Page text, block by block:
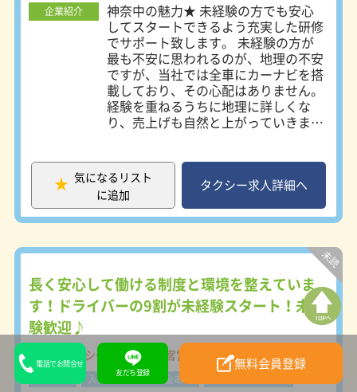
企業紹介
神奈中の魅力★ 未経験の方でも安心
してスタートできるよう充実した研修
でサポート致します。 未経験の方が
最も不安に思われるのが、地理の不安
ですが、当社では全車にカーナビを搭
載しており、その心配はありません。
経験を重ねるうちに地理に詳しくな
り、売上げも自然と上がっていきま
交通費』支給 【神奈川に13拠点、東
京に2拠点】 ※好きな営業所を選べま
す！ 横浜営業所：〒241-0012 横浜市
旭区西川島町10-1 戸塚営業所：〒
2208-5 藤沢第一営業所：〒252-0816
藤沢市遠藤2005-13 藤沢第二営業所：
〒252-0823 藤沢市菖蒲沢70-1 茅ヶ崎
営業所：〒253-0082 茅ヶ崎市香川6-
4-1 平塚営業所：〒254-0076 平塚市
新町62-7 二宮営業所：〒259-0123 中
郡二宮町二宮1314 秦野営業所：〒
257-0031 秦野市曽屋993-6 伊勢原営
業所：〒259-1141 伊勢原市上粕屋
気になるリスト
に追加
タクシー求人詳細へ
長く安心して働ける制度と環境を整えていま
す！ドライバーの9割が未経験スタート！未経
験歓迎♪
神奈中タクシー株式会社 二宮営業所
入社祝い金・支援金あり
電話でお問合せ
友だち登録
無料会員登録